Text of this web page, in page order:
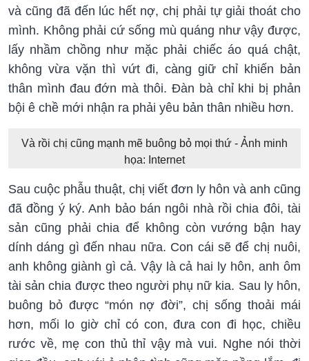
và cũng đã đến lúc hết nợ, chị phải tự giải thoát cho
mình. Không phải cứ sống mù quáng như vậy được,
lấy nhầm chồng như mặc phải chiếc áo quá chật,
không vừa vặn thì vứt đi, càng giữ chỉ khiến bản
thân mình đau đớn mà thôi. Đàn bà chỉ khi bị phản
bội ê chề mới nhận ra phải yêu bản thân nhiều hơn.
Và rồi chị cũng mạnh mẽ buông bỏ mọi thứ - Ảnh minh
họa: Internet
Sau cuộc phẫu thuật, chị viết đơn ly hôn và anh cũng
đã đồng ý ký. Anh bảo bán ngôi nhà rồi chia đôi, tài
sản cũng phải chia để không còn vướng bận hay
dính dáng gì đến nhau nữa. Con cái sẽ để chị nuôi,
anh không giành gì cả. Vậy là cả hai ly hôn, anh ôm
tài sản chia được theo người phụ nữ kia. Sau ly hôn,
buông bỏ được “món nợ đời”, chị sống thoải mái
hơn, mối lo giờ chỉ có con, đưa con đi học, chiều
rước về, mẹ con thủ thỉ vậy mà vui. Nghe nói thời